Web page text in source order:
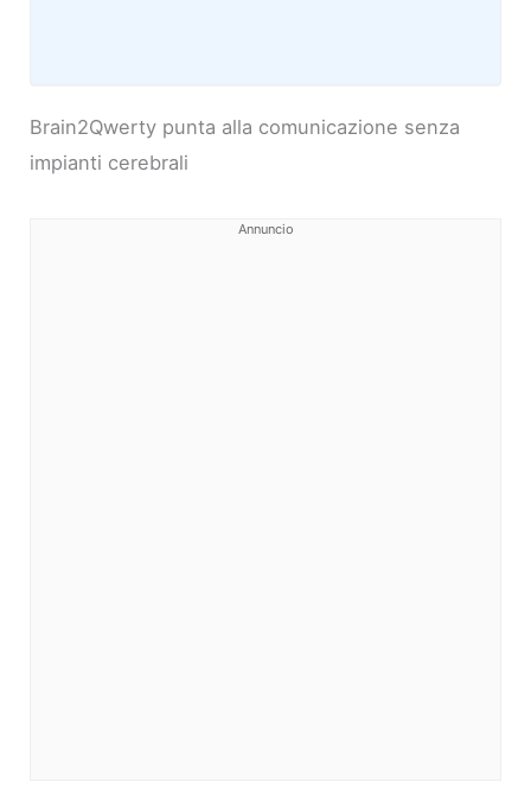
Brain2Qwerty punta alla comunicazione senza
impianti cerebrali
Annuncio